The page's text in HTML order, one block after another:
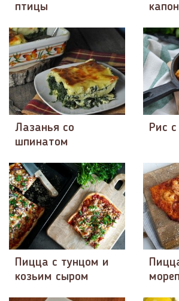
птицы
Лазанья со
шпинатом
Рис
Пицца с тунцом и
козьим сыром